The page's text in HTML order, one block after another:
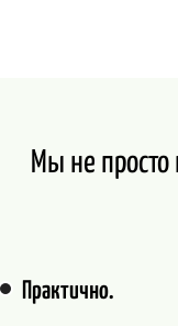
Мы не
Практично.